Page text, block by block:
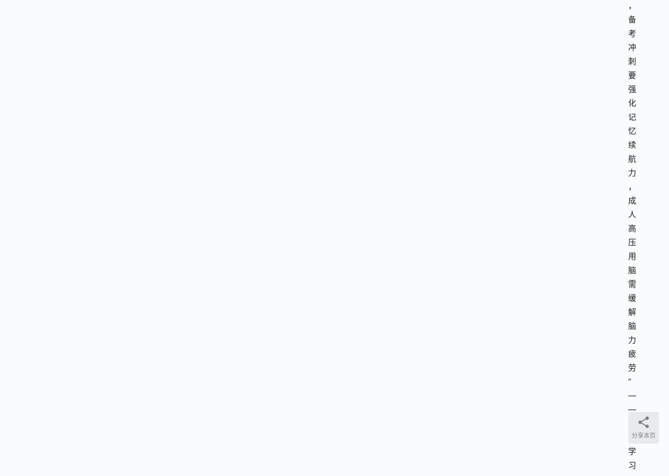
，
备
考
冲
刺
要
强
化
记
忆
续
航
力
，
成
人
高
压
用
脑
需
缓
解
脑
力
疲
劳
”
—
—
同
学
习
分享本页